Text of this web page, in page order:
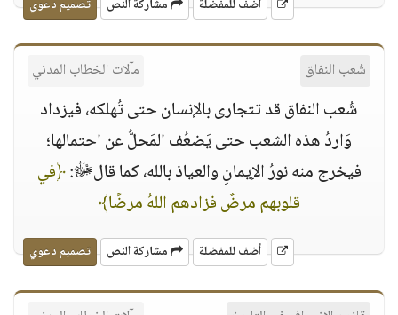
أضف للمفضلة مشاركة النص تصميم دعوي
شُعب النفاق مآلات الخطاب المدني
شُعب النفاق قد تتجارى بالإنسان حتى تُهلكه، فيزداد
وَاردُ هذه الشعب حتى يَضعُف المَحلُّ عن احتمالها؛
فيخرج منه نورُ الإيمانِ والعياذ بالله، كما قالﷻ:‏﴿في
قلوبهم مرضٌ فزادهم اللهُ مرضًا‏﴾
أضف للمفضلة مشاركة النص تصميم دعوي